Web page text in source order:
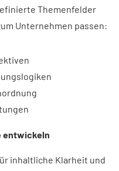
Themenfelder
Unternehmen passen:
entwickeln
inhaltliche Klarheit und